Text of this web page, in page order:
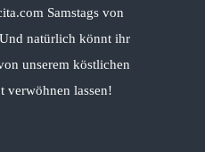
Samstags von
natürlich könnt ihr
unserem köstlichen
verwöhnen lassen!